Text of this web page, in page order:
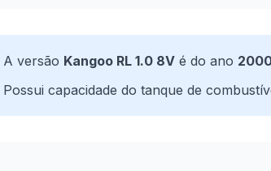
A versão Kangoo RL 1.0 8V é do ano
Possui capacidade do tanque de